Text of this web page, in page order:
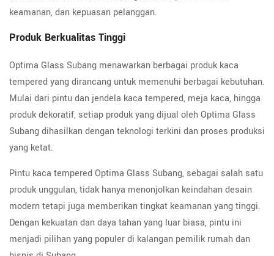
keamanan, dan kepuasan pelanggan.
Produk Berkualitas Tinggi
Optima Glass Subang menawarkan berbagai produk kaca
tempered yang dirancang untuk memenuhi berbagai kebutuhan.
Mulai dari pintu dan jendela kaca tempered, meja kaca, hingga
produk dekoratif, setiap produk yang dijual oleh Optima Glass
Subang dihasilkan dengan teknologi terkini dan proses produksi
yang ketat.
Pintu kaca tempered Optima Glass Subang, sebagai salah satu
produk unggulan, tidak hanya menonjolkan keindahan desain
modern tetapi juga memberikan tingkat keamanan yang tinggi.
Dengan kekuatan dan daya tahan yang luar biasa, pintu ini
menjadi pilihan yang populer di kalangan pemilik rumah dan